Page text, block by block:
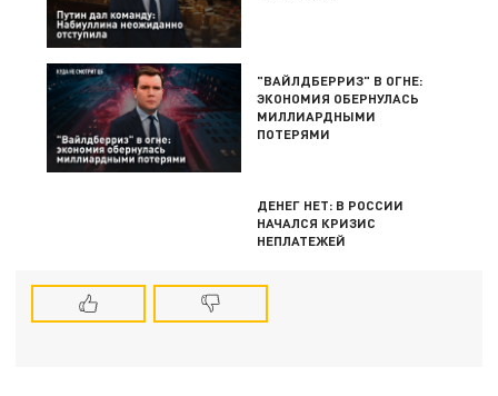
"ВАЙЛДБЕРРИЗ" В ОГНЕ:
ЭКОНОМИЯ ОБЕРНУЛАСЬ
МИЛЛИАРДНЫМИ
ПОТЕРЯМИ
ДЕНЕГ НЕТ: В РОССИИ
НАЧАЛСЯ КРИЗИС
НЕПЛАТЕЖЕЙ